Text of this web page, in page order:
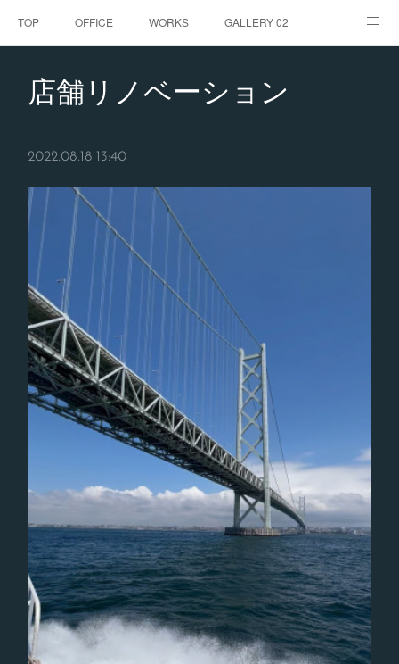
TOP OFFICE WORKS GALLERY 02
ABOUT
店舗リノベーション
2022.08.18 13:40